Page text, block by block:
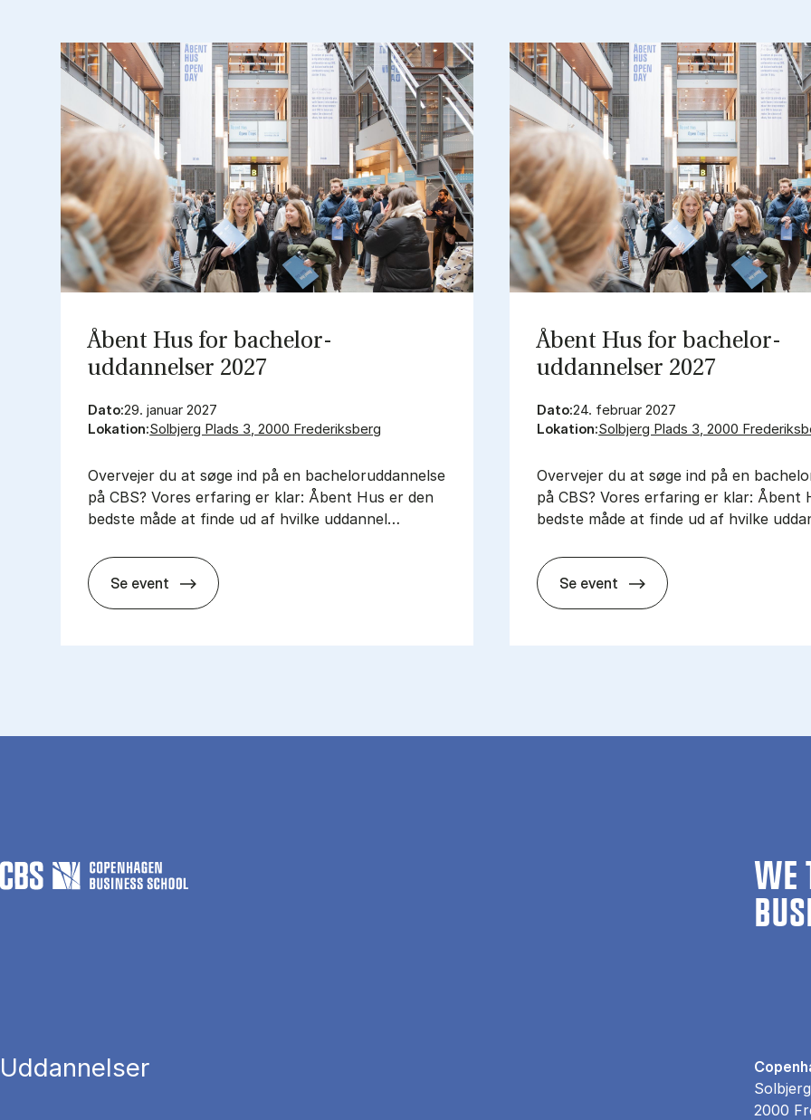
Åbent Hus for bachelor­
uddannelser 2027
Dato:29. januar 2027
Lokation:Solbjerg Plads 3, 2000 Frederiksberg
Over­ve­jer du at søge ind på en ba­chel­or­ud­dan­nel­se
på CBS? Vo­res er­fa­ring er klar: Åbent Hus er den
bed­ste måde at fin­de ud af hvil­ke ud­dan­nel…
Se event
Åbent Hus for bachelor­uddannelser 2027
Åbent Hus for bachelor­
uddannelser 2027
Dato:24. februar 2027
Lokation:Solbjerg Plads 3, 2000
Over­ve­jer du at søge ind på en
på CBS? Vo­res er­fa­ring er klar: Åbent
bed­ste måde at fin­de ud af hvil­ke
Se event
Åbent Hus for
WE
Uddannelser
2000